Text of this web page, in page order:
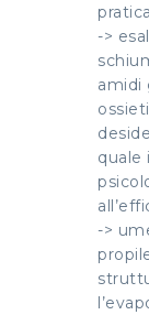
->
amidi
quale
->